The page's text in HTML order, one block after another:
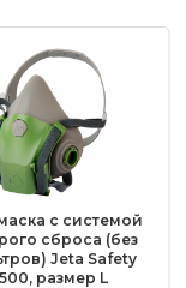
с системой
сброса (без
Jeta Safety
размер L